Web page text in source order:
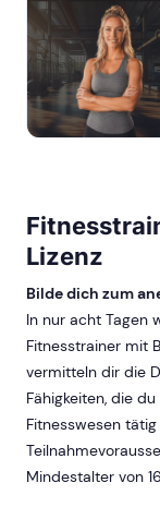
Lizenz
Bilde dich zum
In nur acht Tagen
Fitnesstrainer mit
vermitteln dir die
Fähigkeiten, die
Fitnesswesen
Mindestalter von